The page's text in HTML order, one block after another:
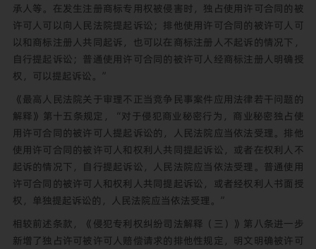
承人等。在发生注册商标专用权被侵害时，独占使用许可合同的被
许可人可以向人民法院提起诉讼；排他使用许可合同的被许可人可
以和商标注册人共同起诉，也可以在商标注册人不起诉的情况下，
自行提起诉讼；普通使用许可合同的被许可人经商标注册人明确授
权，可以提起诉讼。”
《最高人民法院关于审理不正当竞争民事案件应用法律若干问题的
解释》第十五条规定，“对于侵犯商业秘密行为，商业秘密独占使
用许可合同的被许可人提起诉讼的，人民法院应当依法受理。排他
使用许可合同的被许可人和权利人共同提起诉讼，或者在权利人不
起诉的情况下，自行提起诉讼，人民法院应当依法受理。普通使用
许可合同的被许可人和权利人共同提起诉讼，或者经权利人书面授
权，单独提起诉讼的，人民法院应当依法受理。”
相较前述条款，《侵犯专利权纠纷司法解释（三）》第八条进一步
新增了独占许可被许可人赔偿请求的排他性规定，明文明确被许可